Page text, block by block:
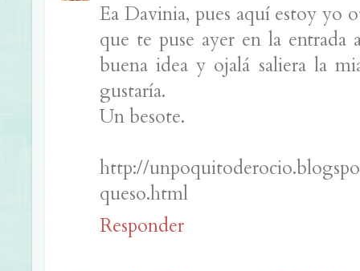
Ea Davinia, pues aquí estoy yo
que te puse ayer en la
buena idea y ojalá saliera la
gustaría.
Un besote.
http://
queso.html
Responder